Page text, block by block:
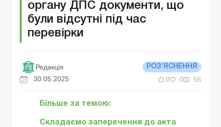
органу ДПС документи, що
були відсутні під час
перевірки
Редакція РОЗ’ЯСНЕННЯ
30.05.2025 0 0 56
Більше за темою:
Складаємо заперечення до акта